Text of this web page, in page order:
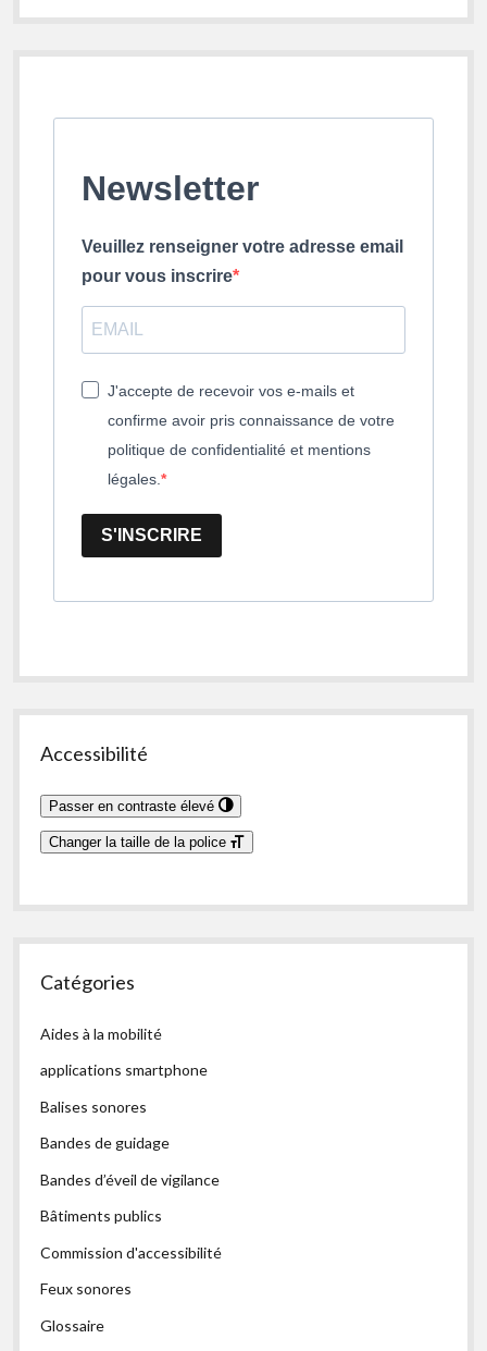
Newsletter
Veuillez renseigner votre adresse email
pour vous inscrire
J'accepte de recevoir vos e-mails et
confirme avoir pris connaissance de votre
politique de confidentialité et mentions
légales.
S'INSCRIRE
Accessibilité
Passer en contraste élevé
Changer la taille de la police
Catégories
Aides à la mobilité
applications smartphone
Balises sonores
Bandes de guidage
Bandes d’éveil de vigilance
Bâtiments publics
Commission d'accessibilité
Feux sonores
Glossaire